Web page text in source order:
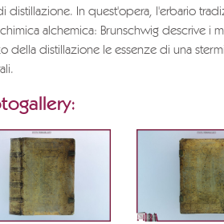
distillazione. In quest'opera, l'erbario
alchemica: Brunschwig descrive i
della distillazione le essenze di una